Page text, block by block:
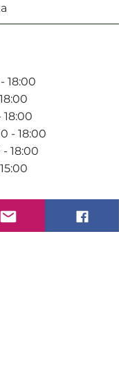
18:00
18:00
- 18:00
18:00